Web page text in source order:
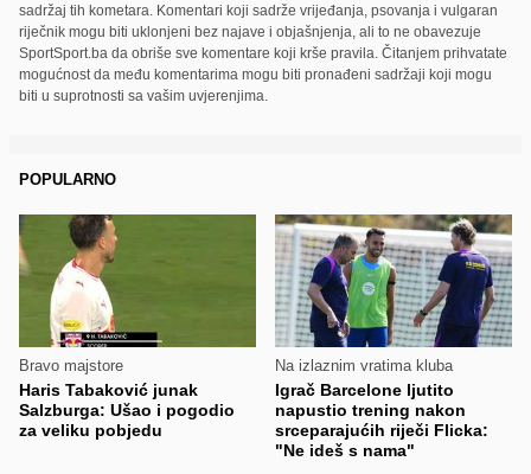
sadržaj tih kometara. Komentari koji sadrže vrijeđanja, psovanja i vulgaran
riječnik mogu biti uklonjeni bez najave i objašnjenja, ali to ne obavezuje
SportSport.ba da obriše sve komentare koji krše pravila. Čitanjem prihvatate
mogućnost da među komentarima mogu biti pronađeni sadržaji koji mogu
biti u suprotnosti sa vašim uvjerenjima.
POPULARNO
Bravo majstore
Haris Tabaković junak
Salzburga: Ušao i pogodio
za veliku pobjedu
Na izlaznim vratima kluba
Igrač Barcelone ljutito
napustio trening nakon
srceparajućih riječi Flicka:
"Ne ideš s nama"